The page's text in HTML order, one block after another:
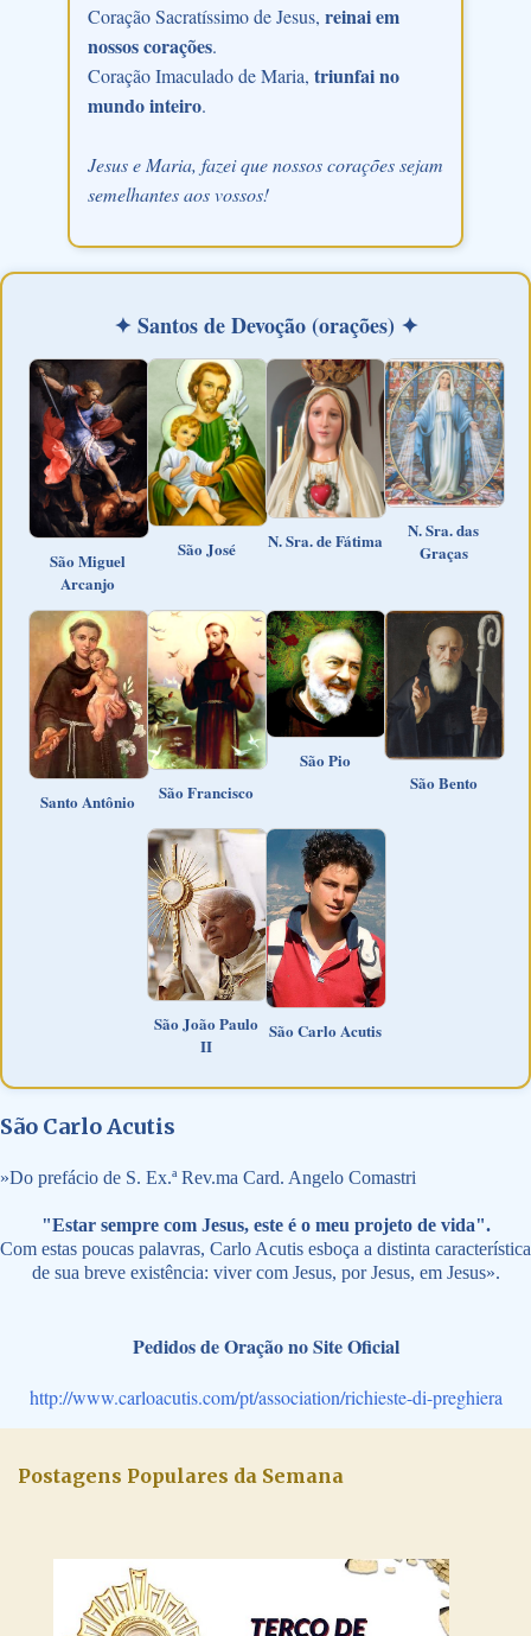
Coração Sacratíssimo de Jesus, reinai em
nossos corações.
Coração Imaculado de Maria, triunfai no
mundo inteiro.
Jesus e Maria, fazei que nossos corações sejam
semelhantes aos vossos!
✦ Santos de Devoção (orações) ✦
São Miguel
Arcanjo
São José N. Sra. de Fátima
N. Sra. das
Graças
Santo Antônio São Francisco
São Pio
São Bento
São João Paulo
II
São Carlo Acutis
São Carlo Acutis
»Do prefácio de S. Ex.ª Rev.ma Card. Angelo Comastri
"Estar sempre com Jesus, este é o meu projeto de vida".
Com estas poucas palavras, Carlo Acutis esboça a distinta característica
de sua breve existência: viver com Jesus, por Jesus, em Jesus».
Pedidos de Oração no Site Oficial
http://www.carloacutis.com/pt/association/richieste-di-preghiera
Postagens Populares da Semana